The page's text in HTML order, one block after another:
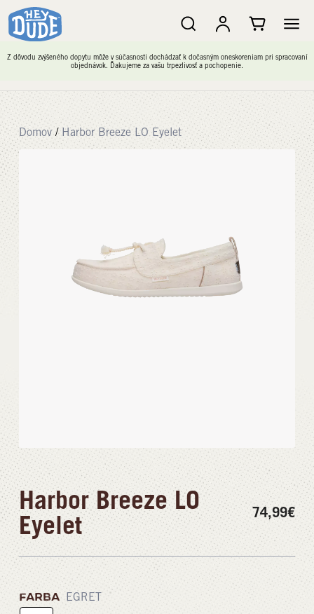
Z dôvodu zvýšeného dopytu môže v súčasnosti dochádzať k dočasným oneskoreniam pri spracovaní
objednávok. Ďakujeme za vašu trpezlivosť a pochopenie.
Domov / Harbor Breeze LO Eyelet
Harbor Breeze LO
Eyelet
74,99€
FARBA EGRET